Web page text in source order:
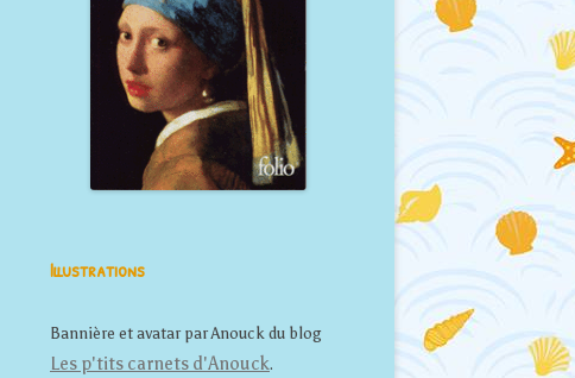
Illustrations
Bannière et avatar par Anouck du blog
Les p'tits carnets d'Anouck.